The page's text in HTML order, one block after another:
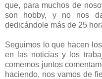
que, para muchos de
son hobby, y no nos
dedicándole más de 25
Seguimos lo que hacen
en las noticias y los
comemos juntos
haciendo, nos vamos de